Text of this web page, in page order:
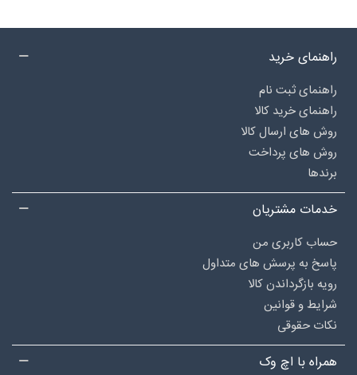
راهنمای خرید
راهنمای ثبت نام
راهنمای خرید کالا
روش های ارسال کالا
روش های پرداخت
برندها
خدمات مشتریان
حساب کاربری من
پاسخ به پرسش های متداول
رویه بازگرداندن کالا
شرایط و قوانین
نکات حقوقی
همراه با اچ وک